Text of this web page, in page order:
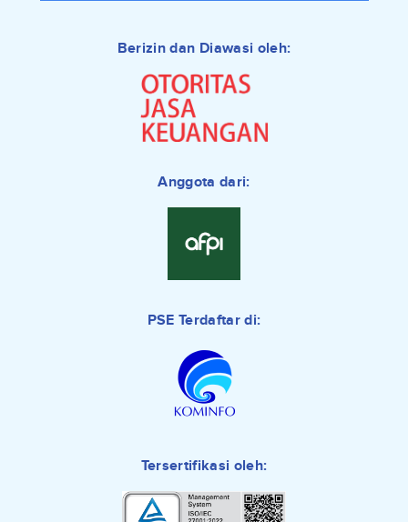
Berizin dan Diawasi oleh:
Anggota dari:
PSE Terdaftar di:
Tersertifikasi oleh: